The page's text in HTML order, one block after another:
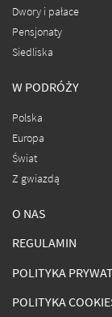
Dwory i pałace
Pensjonaty
Siedliska
W PODRÓŻY
Polska
Europa
Świat
Z gwiazdą
O NAS
REGULAMIN
POLITYKA
POLITYKA